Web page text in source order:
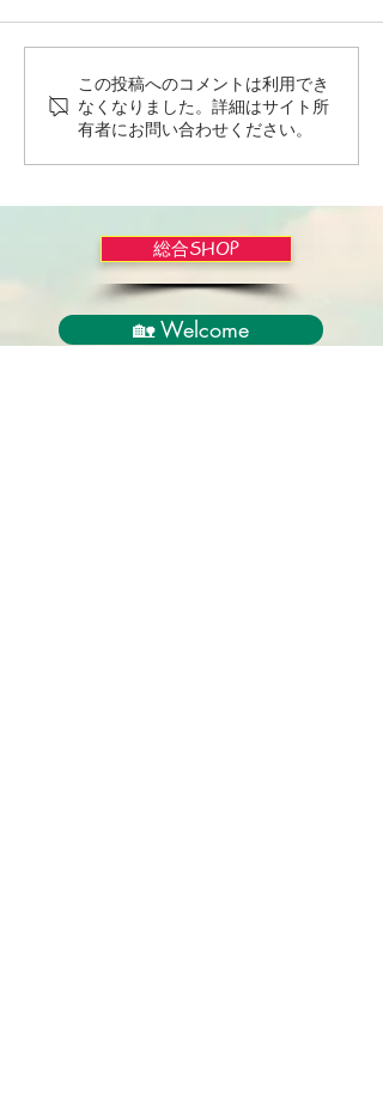
Wordだけで作っちゃおう
～★みことば職人るちゃ
ん('◇')ゞ
この投稿へのコメントは利用でき
なくなりました。詳細はサイト所
有者にお問い合わせください。
総合SHOP
🏡 Welcome